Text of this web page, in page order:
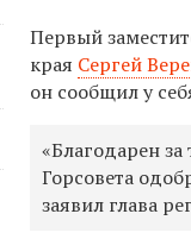
Первый
края Сергей
он сообщил у
«Благодарен
Горсовета
заявил глава